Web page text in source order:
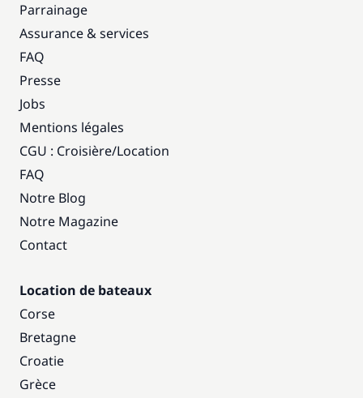
Parrainage
Assurance & services
FAQ
Presse
Jobs
Mentions légales
CGU : Croisière/Location
FAQ
Notre Blog
Notre Magazine
Contact
Location de bateaux
Corse
Bretagne
Croatie
Grèce